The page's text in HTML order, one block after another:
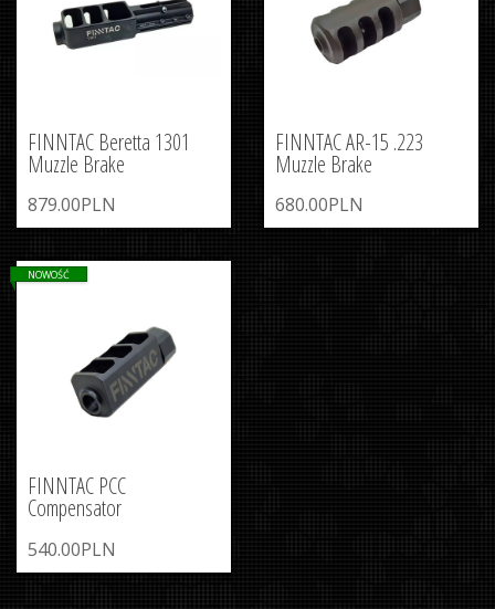
FINNTAC Beretta 1301
Muzzle Brake
879.00PLN
FINNTAC AR-15 .223
Muzzle Brake
680.00PLN
FINNTAC PCC
Compensator
540.00PLN
NOWOŚĆ